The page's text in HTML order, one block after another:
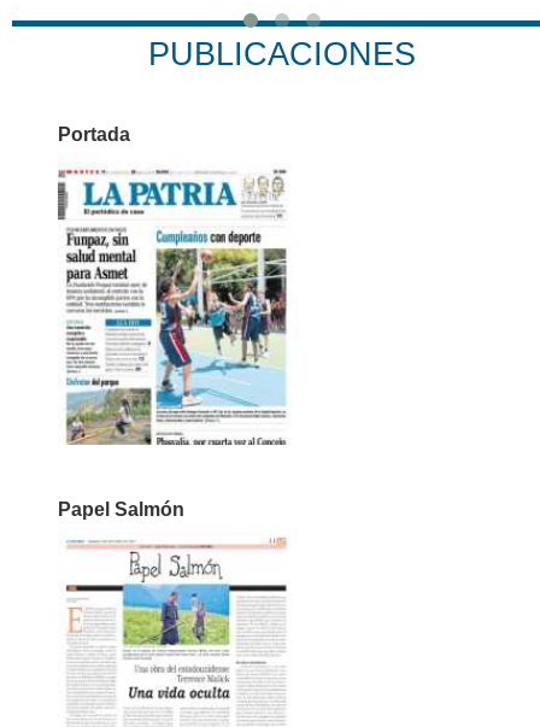
PUBLICACIONES
Portada
Papel Salmón